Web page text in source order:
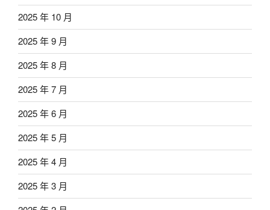
2025 年 10 月
2025 年 9 月
2025 年 8 月
2025 年 7 月
2025 年 6 月
2025 年 5 月
2025 年 4 月
2025 年 3 月